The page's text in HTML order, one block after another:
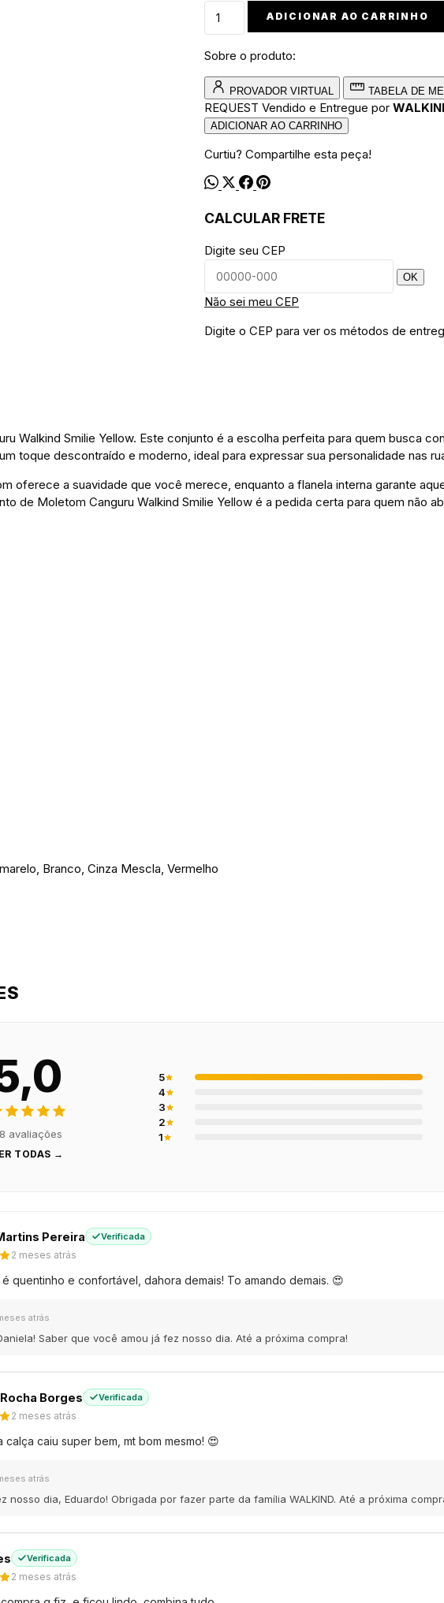
Canguru
Walkind
Smilie
Yellow
quantidade
ADICIONAR AO CARRINHO
Sobre o produto:
PROVADOR VIRTUAL TABELA DE
REQUEST Vendido e Entregue por
ADICIONAR AO CARRINHO
Curtiu? Compartilhe esta peça!
CALCULAR FRETE
Digite seu CEP
OK
Não sei meu CEP
Digite o CEP para ver os métodos de
Walkind Smilie Yellow. Este conjunto é a escolha perfeita para quem busca
toque descontraído e moderno, ideal para expressar sua personalidade nas
oferece a suavidade que você merece, enquanto a flanela interna garante
de Moletom Canguru Walkind Smilie Yellow é a pedida certa para quem não
Branco, Cinza Mescla, Vermelho
avaliações
TODAS →
5
4
3
2
1
Pereira Verificada
2 meses atrás
quentinho e confortável, dahora demais! To amando demais. 😍
atrás
Saber que você amou já fez nosso dia. Até a próxima compra!
Borges Verificada
2 meses atrás
calça caiu super bem, mt bom mesmo! 😍
atrás
nosso dia, Eduardo! Obrigada por fazer parte da família WALKIND. Até a próxima
Verificada
2 meses atrás